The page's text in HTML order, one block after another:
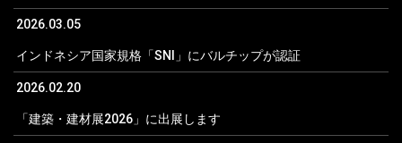
2026.03.05
インドネシア国家規格「SNI」にバルチップが認証
2026.02.20
「建築・建材展2026」に出展します